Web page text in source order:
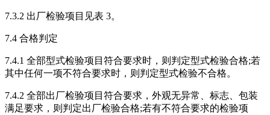
7.3.2 出厂检验项目见表 3。
7.4 合格判定
7.4.1 全部型式检验项目符合要求时，则判定型式检验合格;若
其中任何一项不符合要求时，则判定型式检验不合格。
7.4.2 全部出厂检验项目符合要求，外观无异常、标志、包装
满足要求，则判定出厂检验合格;若有不符合要求的检验项